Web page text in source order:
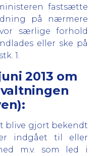
fastsætte
på nærmere
særlige forhold
eller ske på
1.
2013 om
blive gjort bekendt
indgået til eller
m.v. som led i